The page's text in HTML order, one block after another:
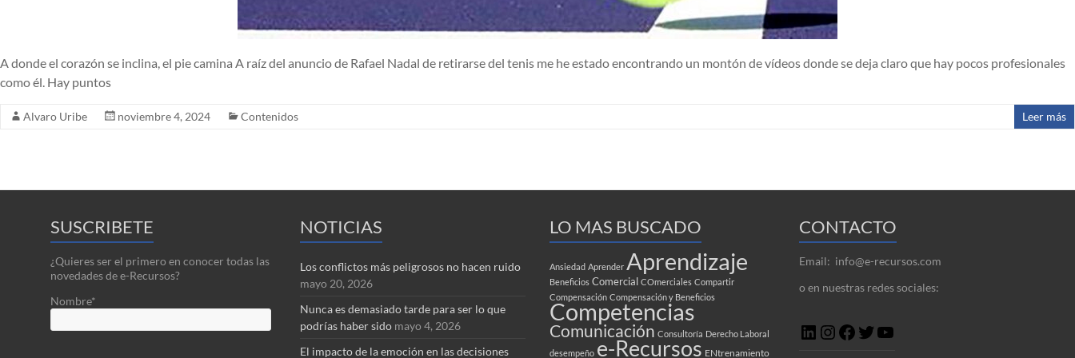
A donde el corazón se inclina, el pie camina A raíz del anuncio de Rafael Nadal de retirarse del tenis me he estado encontrando un montón de vídeos donde se deja claro que hay pocos profesionales
como él. Hay puntos
Alvaro Uribe noviembre 4, 2024 Contenidos Leer más
SUSCRIBETE
¿Quieres ser el primero en conocer todas las
novedades de e-Recursos?
Nombre*
NOTICIAS
Los conflictos más peligrosos no hacen ruido
mayo 20, 2026
Nunca es demasiado tarde para ser lo que
podrías haber sido mayo 4, 2026
El impacto de la emoción en las decisiones
LO MAS BUSCADO
Ansiedad Aprender Aprendizaje
Beneficios Comercial COmerciales Compartir
Compensación Compensación y Beneficios
Competencias
Comunicación Consultoría Derecho Laboral
desempeño e-Recursos ENtrenamiento
CONTACTO
Email: info@e-recursos.com
o en nuestras redes sociales:
LinkedInInstagram
Facebook
Twitter